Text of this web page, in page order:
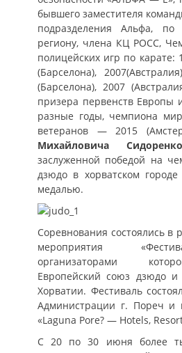
бывшего заместителя
подразделения Альфа, по
региону, члена КЦ РОСС,
полицейских игр по карате:
(Барселона),
(Барселона), 2007
призера первенств
разные годы, чемпиона
ветеранов — 2015
Михайловича Сидоренко
заслуженной победой на
дзюдо в хорватском
медалью.
Соревнования состоялись в
мероприятия
организаторами
Европейский союз дзюдо
Хорватии. Фестиваль
Администрации г. Пореч и
«Laguna Pore? — Hotels,
С 20 по 30 июня более